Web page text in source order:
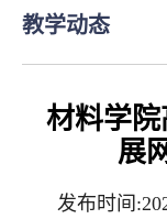
教学动态
材料​学
展
发布时间